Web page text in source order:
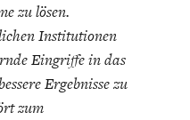
zu lösen.
Institutionen
Eingriffe in das
Ergebnisse zu
zum